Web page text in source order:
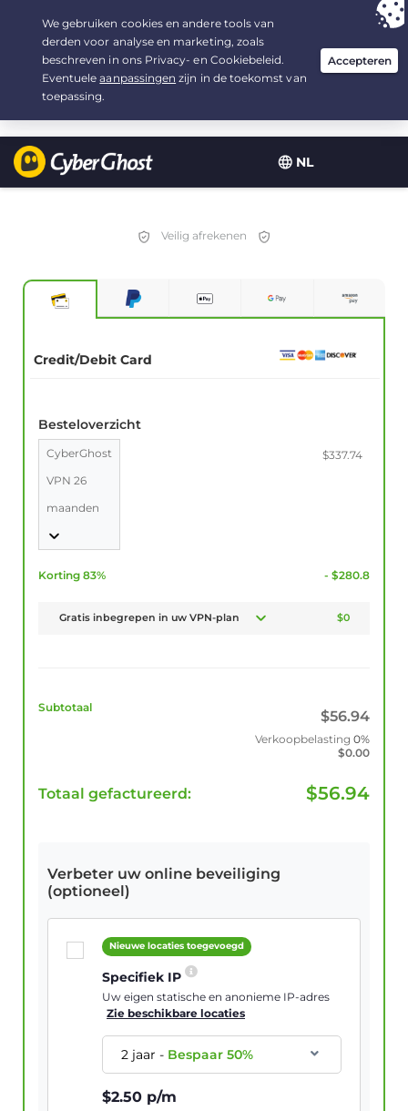
NL
Uw keuze:de beste aanbiedingvoor 2.1666666666667 jaar, voor $
2.19/maand
Veilig afrekenen
Credit/Debit Card
Besteloverzicht
CyberGhost
VPN 26
maanden
$337.74
Korting 83% - $280.8
Gratis inbegrepen in uw VPN-plan $0
Subtotaal
$56.94
Verkoopbelasting 0%
$0.00
Totaal gefactureerd: $56.94
Verbeter uw online beveiliging
(optioneel)
Nieuwe locaties toegevoegd
Specifiek IP
Uw eigen statische en anonieme IP-adres
Zie beschikbare locaties
2 jaar- Bespaar50%
$2.50 p/m